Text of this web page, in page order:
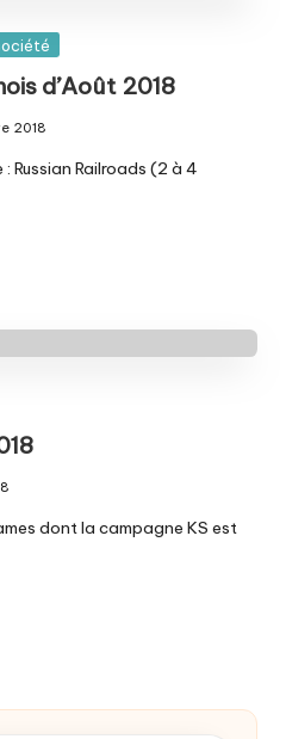
d’Août 2018
2018
Russian Railroads (2 à 4
dont la campagne KS est